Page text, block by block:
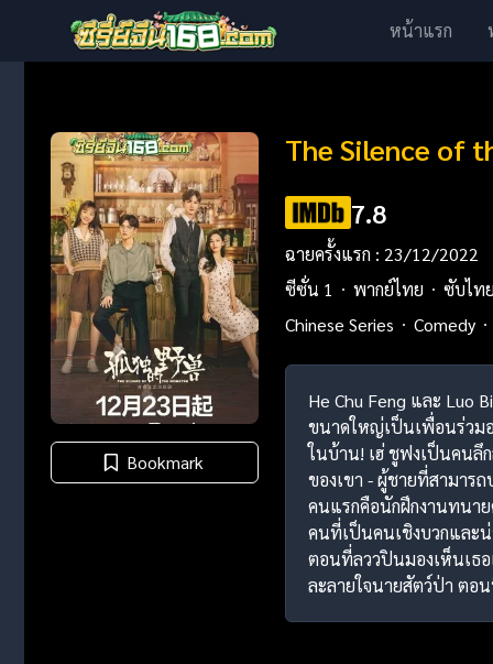
หน้าแรก
Bookmark
The Silence of
7.8
ฉายครั้งแรก : 23/12/2022
ซีซั่น 1
พากย์ไทย
ซับไท
Chinese Series
Comedy
He Chu Feng และ Luo
ขนาดใหญ่เป็นเพื่อนร่วม
ในบ้าน! เฮ่ ชูฟงเป็นคนลึ
ของเขา - ผู้ชายที่สามาร
คนแรกคือนักฝึกงานทนาย
คนที่เป็นคนเชิงบวกและ
ตอนที่ลววปินมองเห็นเธอ
ละลายใจนายสัตว์ป่า ตอ